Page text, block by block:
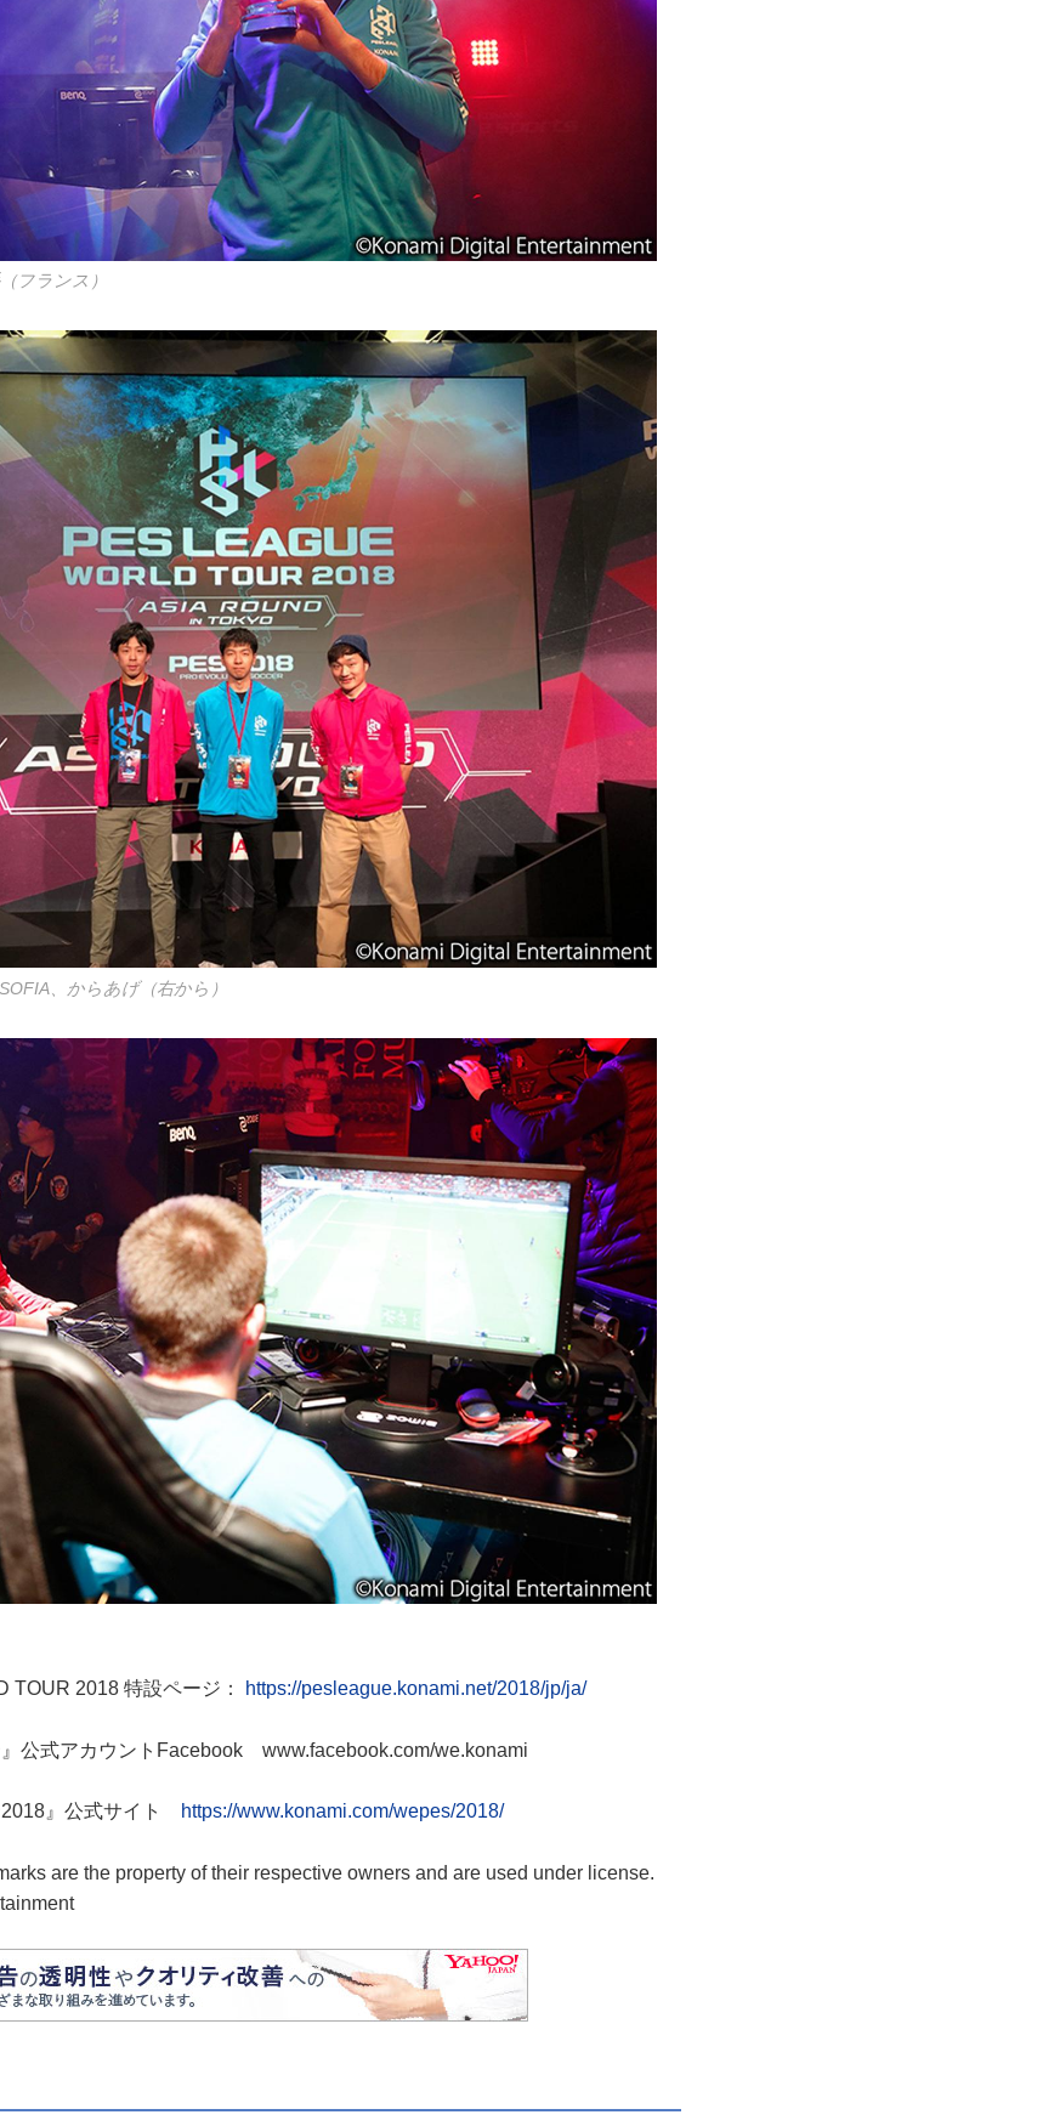
フランス）
、からあげ（右から）
TOUR 2018 特設ページ： https://pesleague.konami.net/2018/jp/ja/
』公式アカウントFacebook www.facebook.com/we.konami
2018』公式サイト
https://www.konami.com/wepes/2018/
are the property of their respective owners and are used under license.